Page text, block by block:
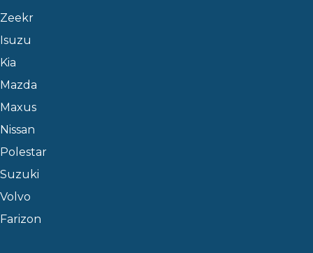
Zeekr
Isuzu
Kia
Mazda
Maxus
Nissan
Polestar
Suzuki
Volvo
Farizon